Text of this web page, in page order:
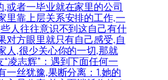
,或者一毕业就在家里的公司
里靠上层关系安排的工作,一
人往往意识不到这自己有什
对方眼里就只有自己感受,自
人,很少关心你的一切,那就
凌志辉”：遇到下面任何一
一丝犹豫,果断分离：1.她的